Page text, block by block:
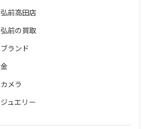
弘前高田店
弘前の買取
ブランド
金
カメラ
ジュエリー